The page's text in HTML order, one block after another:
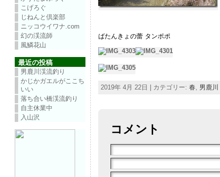
こげろぐ
じねんと倶楽部
ニッコウイワナ.com
幻の渓流師
風鱗花山
最近の投稿
男鹿川渓流釣り
かじかガエルがここち
いい
落ち合い橋渓流釣り
自主休業中
入山沢
ばたんきょの蕾 タンポポ
2019年 4月 22日 | カテゴリー: 春 男鹿川
コメント